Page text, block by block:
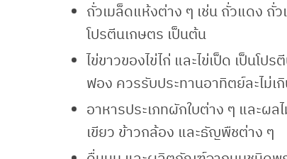
ถั่วเมล็ดแห้งต่าง ๆ เช่น ถั่วแดง ถั่
โปรตีนเกษตร เป็นต้น
ไข่ขาวของไข่ไก่ และไข่เป็ด เป็น
ฟอง ควรรับประทานอาทิตย์ละไม่เ
อาหารประเภทผักใบต่าง ๆ และผ
เขียว ข้าวกล้อง และธัญพืชต่าง ๆ